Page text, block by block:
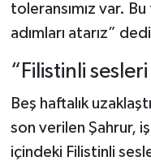
toleransımız var.
adımları atarız”
“Filistinli
Beş haftalık
son verilen Şahrur,
içindeki Filistinli